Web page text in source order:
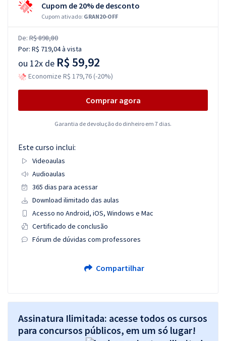
Cupom de 20% de desconto
Cupom ativado: GRAN20-OFF
De: R$ 898,80
Por: R$ 719,04à vista
ou 12x de R$ 59,92
Economize R$ 179,76 (-20%)
Comprar agora
Garantia de devolução do dinheiro em 7 dias.
Este curso inclui:
Videoaulas
Audioaulas
365 dias para acessar
Download ilimitado das aulas
Acesso no Android, iOS, Windows e Mac
Certificado de conclusão
Fórum de dúvidas com professores
Compartilhar
Assinatura Ilimitada: acesse todos os cursos
para concursos públicos, em um só lugar!